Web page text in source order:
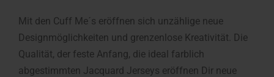
Mit den Cuff Me´s eröffnen sich unzählige neue
Designmöglichkeiten und grenzenlose Kreativität. Die
Qualität, der feste Anfang, die ideal farblich
abgestimmten Jacquard Jerseys eröffnen Dir neue